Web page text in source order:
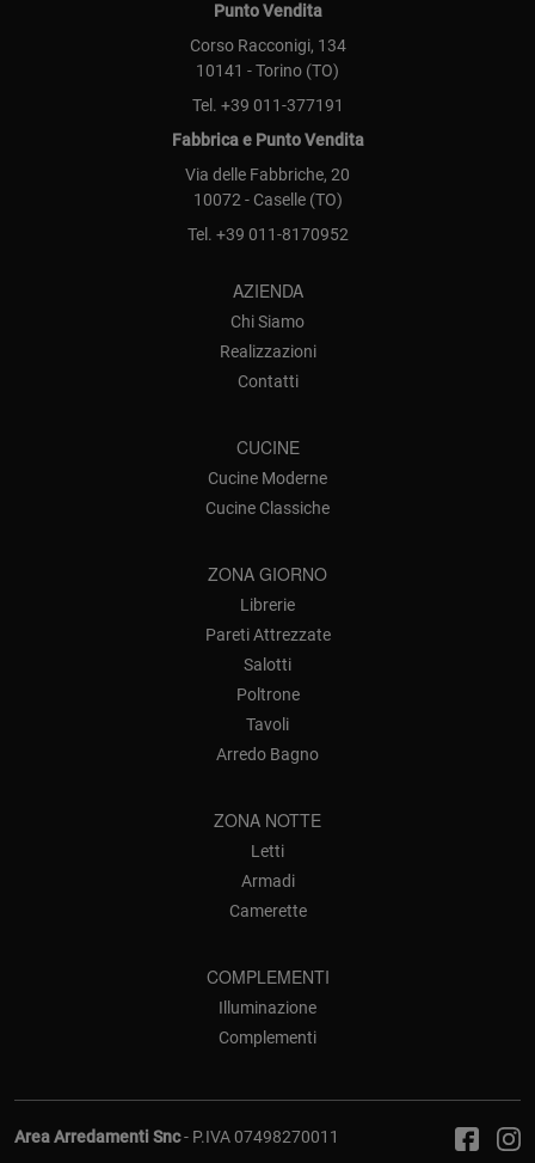
Punto Vendita
Corso Racconigi, 134
10141 - Torino (TO)
Tel. +39 011-377191
Fabbrica e Punto Vendita
Via delle Fabbriche, 20
10072 - Caselle (TO)
Tel. +39 011-8170952
AZIENDA
Chi Siamo
Realizzazioni
Contatti
CUCINE
Cucine Moderne
Cucine Classiche
ZONA GIORNO
Librerie
Pareti Attrezzate
Salotti
Poltrone
Tavoli
Arredo Bagno
ZONA NOTTE
Letti
Armadi
Camerette
COMPLEMENTI
Illuminazione
Complementi
Area Arredamenti Snc- P.IVA 07498270011